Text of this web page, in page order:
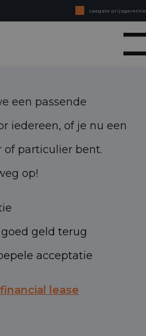
Laagste prijsgarantie
Online kopen, niet goed geld terug
Financial lease - Soepele acceptatie
een passende
iedereen, of je nu een
of particulier bent.
op!
geld terug
acceptatie
lease